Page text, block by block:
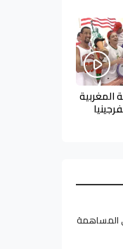
المغربية
المساهمة